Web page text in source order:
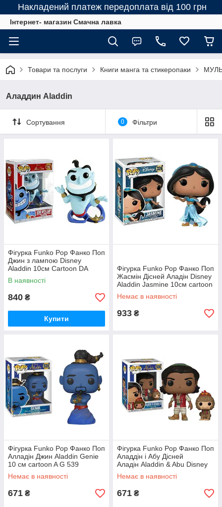
Накладений платеж передоплата від 100 грн
Інтернет- магазин Смачна лавка
Товари та послуги Книги манга та стикеропаки
Аладдин Aladdin
Сортування 0 Фільтри
Фігурка Funko Pop Фанко Поп
Джин з лампою Disney
Aladdin 10см Cartoon DA
GL476
В наявності
840 ₴
Купити
Фігурка Funko Pop Фанко Поп
Жасмін Дісней Аладін Disney
Aladdin Jasmine 10см cartoon
AJ 326
Немає в наявності
933 ₴
Фігурка Funko Pop Фанко Поп
Алладін Джин Aladdin Genie
10 см cartoon A G 539
Немає в наявності
671 ₴
Фігурка Funko Pop Фанко Поп
Аладдін і Абу Дісней
Аладін Aladdin & Abu Disney
Aladdin 10см cartoon АА 538
Немає в наявності
671 ₴